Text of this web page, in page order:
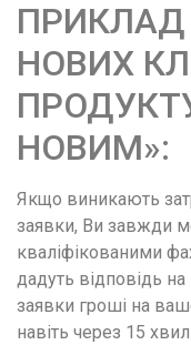
НОВИХ
НОВИМ»:
Якщо виникають
заявки, Ви завжди
кваліфікованими
дадуть відповідь на
заявки гроші на
навіть через 15